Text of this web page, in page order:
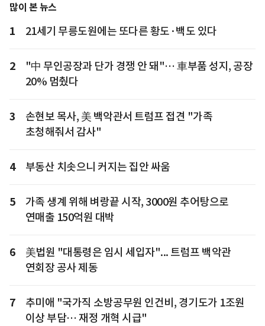
많이 본 뉴스
1 21세기 무릉도원에는 또다른 황도·백도 있다
2
"中 무인공장과 단가 경쟁 안 돼"… 車부품 성지, 공장
20% 멈췄다
3
손현보 목사, 美 백악관서 트럼프 접견 "가족
초청해줘서 감사"
4 부동산 치솟으니 커지는 집안 싸움
5
가족 생계 위해 벼랑끝 시작, 3000원 추어탕으로
연매출 150억원 대박
6
美법원 "대통령은 임시 세입자"... 트럼프 백악관
연회장 공사 제동
7
추미애 "국가직 소방공무원 인건비, 경기도가 1조원
이상 부담… 재정 개혁 시급"